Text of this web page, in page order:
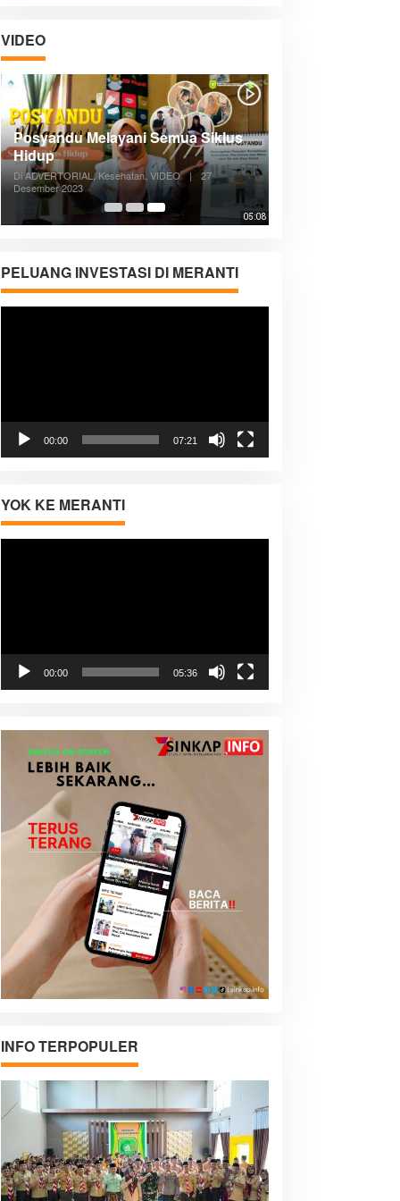
VIDEO
05:08
Posyandu Melayani Semua Siklus
Hidup
Di ADVERTORIAL, Kesehatan, VIDEO |
27
Desember 2023
PELUANG INVESTASI DI MERANTI
00:00 07:21
YOK KE MERANTI
00:00 05:36
INFO TERPOPULER